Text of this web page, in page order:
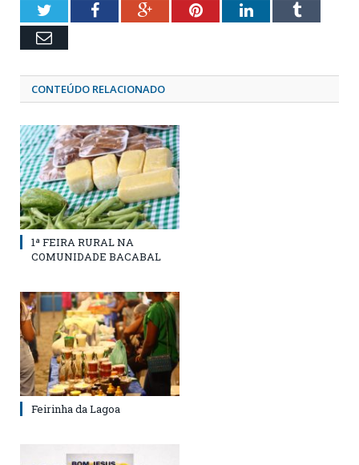
TwitterFacebookGoogle+PinterestLinkedInTumblr
Email
CONTEÚDO RELACIONADO
1ª FEIRA RURAL NA
COMUNIDADE BACABAL
Feirinha da Lagoa